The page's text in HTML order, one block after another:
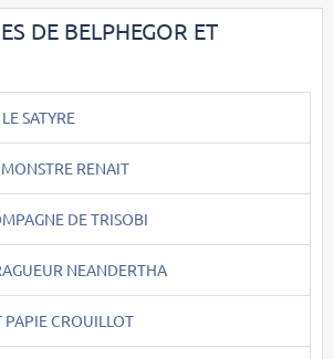
DE BELPHEGOR ET
SATYRE
RENAIT
DE TRISOBI
NEANDERTHA
PAPIE CROUILLOT